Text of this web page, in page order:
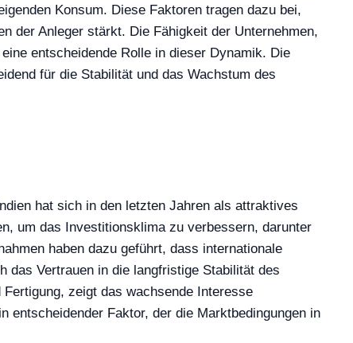
Konsum. Diese Faktoren tragen dazu bei,
der Anleger stärkt. Die Fähigkeit der Unternehmen,
entscheidende Rolle in dieser Dynamik. Die
für die Stabilität und das Wachstum des
hat sich in den letzten Jahren als attraktives
um das Investitionsklima zu verbessern, darunter
haben dazu geführt, dass internationale
das Vertrauen in die langfristige Stabilität des
zeigt das wachsende Interesse
Faktor, der die Marktbedingungen in